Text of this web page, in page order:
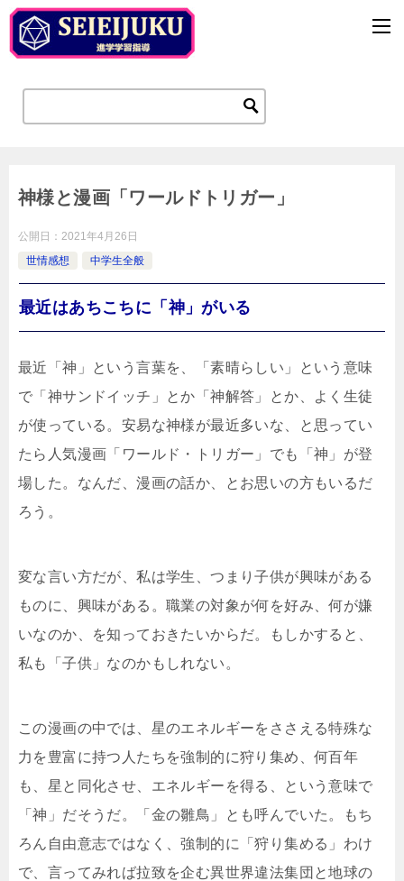
神様と漫画「ワールドトリガー」
公開日： 2021年4月26日
世情感想
中学生全般
最近はあちこちに「神」がいる
最近「神」という言葉を、「素晴らしい」という意味
で「神サンドイッチ」とか「神解答」とか、よく生徒
が使っている。安易な神様が最近多いな、と思ってい
たら人気漫画「ワールド・トリガー」でも「神」が登
場した。なんだ、漫画の話か、とお思いの方もいるだ
ろう。
変な言い方だが、私は学生、つまり子供が興味がある
ものに、興味がある。職業の対象が何を好み、何が嫌
いなのか、を知っておきたいからだ。もしかすると、
私も「子供」なのかもしれない。
この漫画の中では、星のエネルギーをささえる特殊な
力を豊富に持つ人たちを強制的に狩り集め、何百年
も、星と同化させ、エネルギーを得る、という意味で
「神」だそうだ。「金の雛鳥」とも呼んでいた。もち
ろん自由意志ではなく、強制的に「狩り集める」わけ
で、言ってみれば拉致を企む異世界違法集団と地球の